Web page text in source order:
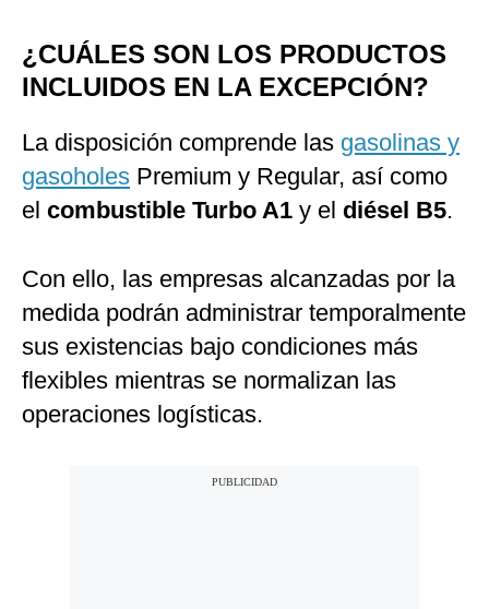
¿CUÁLES SON LOS PRODUCTOS
INCLUIDOS EN LA EXCEPCIÓN?
La disposición comprende las gasolinas y
gasoholes Premium y Regular, así como
el combustible Turbo A1 y el diésel B5.
Con ello, las empresas alcanzadas por la
medida podrán administrar temporalmente
sus existencias bajo condiciones más
flexibles mientras se normalizan las
operaciones logísticas.